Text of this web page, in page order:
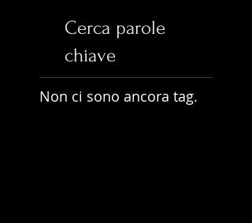
Cerca parole
chiave
Non ci sono ancora tag.